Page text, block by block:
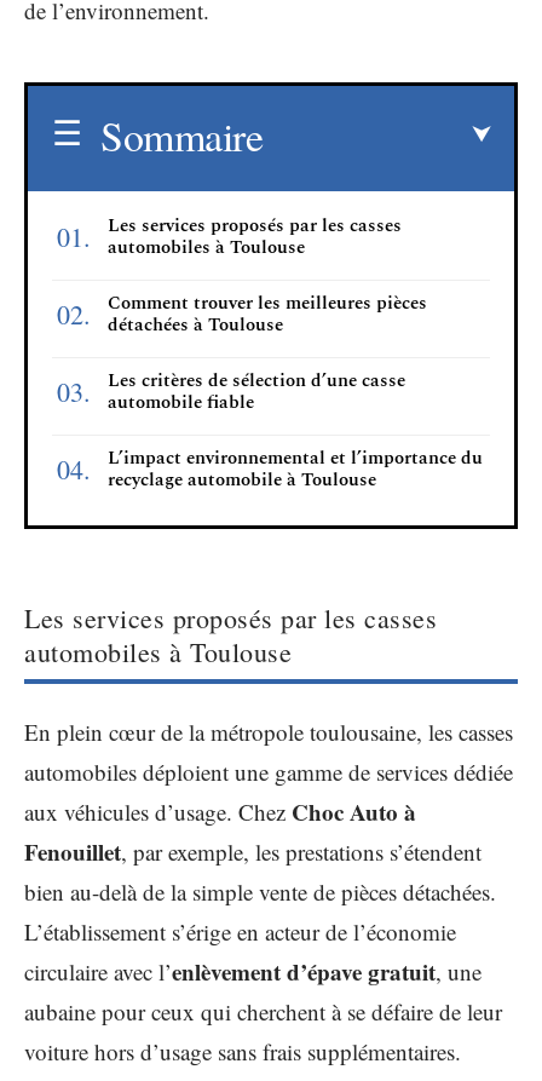
de l’environnement.
Sommaire
Les services proposés par les casses
automobiles à Toulouse
Comment trouver les meilleures pièces
détachées à Toulouse
Les critères de sélection d’une casse
automobile fiable
L’impact environnemental et l’importance du
recyclage automobile à Toulouse
Les services proposés par les casses
automobiles à Toulouse
En plein cœur de la métropole toulousaine, les casses
automobiles déploient une gamme de services dédiée
aux véhicules d’usage. Chez Choc Auto à
Fenouillet, par exemple, les prestations s’étendent
bien au-delà de la simple vente de pièces détachées.
L’établissement s’érige en acteur de l’économie
circulaire avec l’enlèvement d’épave gratuit, une
aubaine pour ceux qui cherchent à se défaire de leur
voiture hors d’usage sans frais supplémentaires.